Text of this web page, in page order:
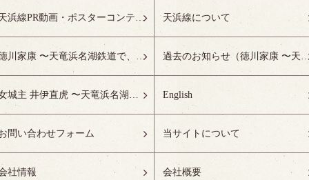
天浜線PR動画・ポスターコンテスト受賞作品特設ページ 天浜線について
徳川家康 〜天竜浜名湖鉄道で、徳川ゆかりの地へ！〜 過去のお知らせ（徳川家康 〜天竜浜名湖鉄道で、
女城主 井伊直虎 〜天竜浜名湖鉄道で、井の国へ！〜 English
問い合わせフォーム 当サイトについて
社情報 会社概要